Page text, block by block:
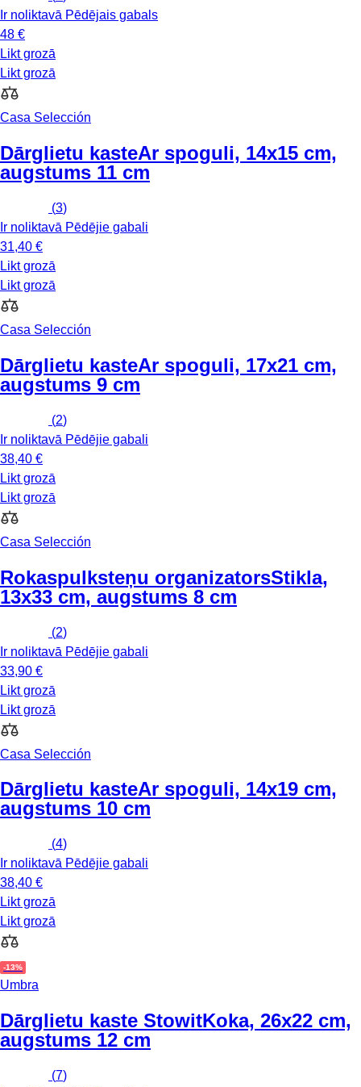
Ir noliktavā Pēdējais gabals
48 €
Likt grozā
Likt grozā
Casa Selección
Dārglietu kasteAr spoguli, 14x15 cm,
augstums 11 cm
(3)
Ir noliktavā Pēdējie gabali
31,40 €
Likt grozā
Likt grozā
Casa Selección
Dārglietu kasteAr spoguli, 17x21 cm,
augstums 9 cm
(2)
Ir noliktavā Pēdējie gabali
38,40 €
Likt grozā
Likt grozā
Casa Selección
Rokaspulksteņu organizatorsStikla,
13x33 cm, augstums 8 cm
(2)
Ir noliktavā Pēdējie gabali
33,90 €
Likt grozā
Likt grozā
Casa Selección
Dārglietu kasteAr spoguli, 14x19 cm,
augstums 10 cm
(4)
Ir noliktavā Pēdējie gabali
38,40 €
Likt grozā
Likt grozā
-13%
Umbra
Dārglietu kaste StowitKoka, 26x22 cm,
augstums 12 cm
(7)